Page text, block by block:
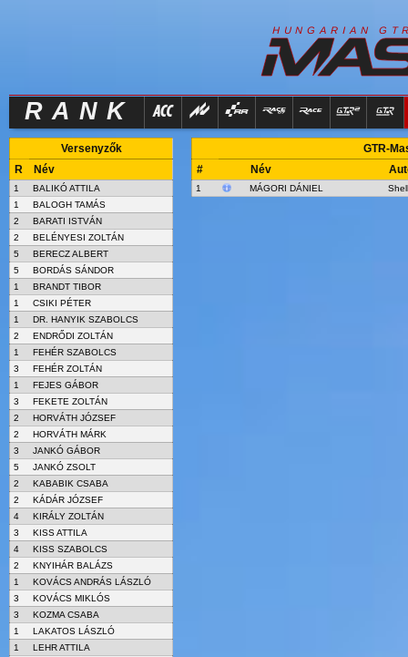
H U N G A R I A N G T
RANK
Versenyzők
R
Név
1
BALIKÓ ATTILA
1
BALOGH TAMÁS
2
BARATI ISTVÁN
2
BELÉNYESI ZOLTÁN
5
BERECZ ALBERT
5
BORDÁS SÁNDOR
1
BRANDT TIBOR
1
CSIKI PÉTER
1
DR. HANYIK SZABOLCS
2
ENDRŐDI ZOLTÁN
1
FEHÉR SZABOLCS
3
FEHÉR ZOLTÁN
1
FEJES GÁBOR
3
FEKETE ZOLTÁN
2
HORVÁTH JÓZSEF
2
HORVÁTH MÁRK
3
JANKÓ GÁBOR
5
JANKÓ ZSOLT
2
KABABIK CSABA
2
KÁDÁR JÓZSEF
4
KIRÁLY ZOLTÁN
3
KISS ATTILA
4
KISS SZABOLCS
2
KNYIHÁR BALÁZS
1
KOVÁCS ANDRÁS LÁSZLÓ
3
KOVÁCS MIKLÓS
3
KOZMA CSABA
1
LAKATOS LÁSZLÓ
1
LEHR ATTILA
GTR-
#
Név
1 MÁGORI DÁNIEL